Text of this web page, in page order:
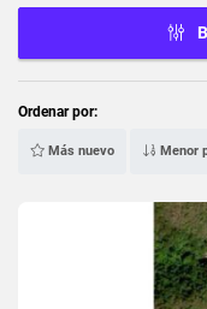
Ordenar por:
Más nuevo Menor